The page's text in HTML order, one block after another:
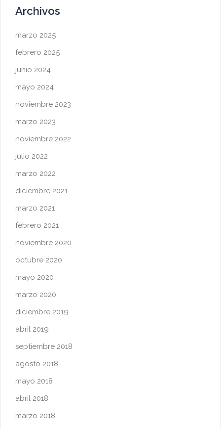
Archivos
marzo 2025
febrero 2025
junio 2024
mayo 2024
noviembre 2023
marzo 2023
noviembre 2022
julio 2022
marzo 2022
diciembre 2021
marzo 2021
febrero 2021
noviembre 2020
octubre 2020
mayo 2020
marzo 2020
diciembre 2019
abril 2019
septiembre 2018
agosto 2018
mayo 2018
abril 2018
marzo 2018